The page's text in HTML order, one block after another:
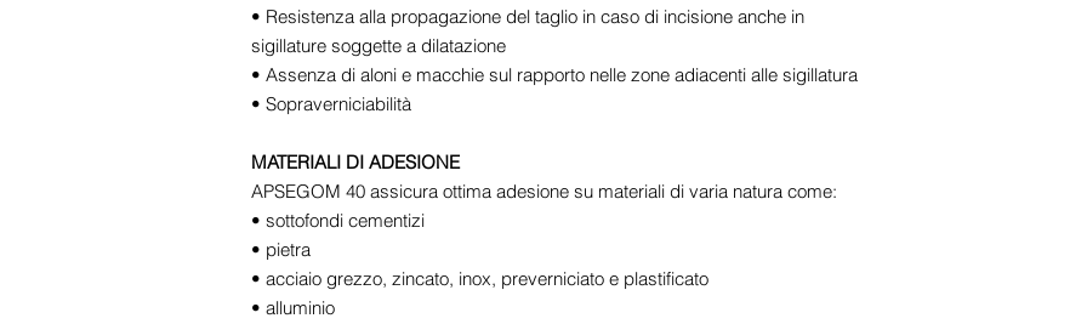
• Resistenza alla propagazione del taglio in caso di incisione anche in
sigillature soggette a dilatazione
• Assenza di aloni e macchie sul rapporto nelle zone adiacenti alle sigillatura
• Sopraverniciabilità
MATERIALI DI ADESIONE
APSEGOM 40 assicura ottima adesione su materiali di varia natura come:
• sottofondi cementizi
• pietra
• acciaio grezzo, zincato, inox, preverniciato e plastificato
• alluminio